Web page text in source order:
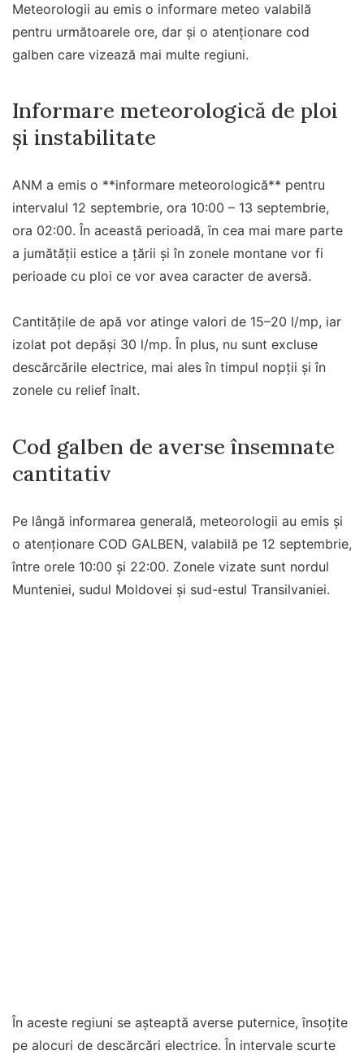
Meteorologii au emis o informare meteo valabilă
pentru următoarele ore, dar și o atenționare cod
galben care vizează mai multe regiuni.
Informare meteorologică de ploi
și instabilitate
ANM a emis o **informare meteorologică** pentru
intervalul 12 septembrie, ora 10:00 – 13 septembrie,
ora 02:00. În această perioadă, în cea mai mare parte
a jumătății estice a țării și în zonele montane vor fi
perioade cu ploi ce vor avea caracter de aversă.
Cantitățile de apă vor atinge valori de 15–20 l/mp, iar
izolat pot depăși 30 l/mp. În plus, nu sunt excluse
descărcările electrice, mai ales în timpul nopții și în
zonele cu relief înalt.
Cod galben de averse însemnate
cantitativ
Pe lângă informarea generală, meteorologii au emis și
o atenționare COD GALBEN, valabilă pe 12 septembrie,
între orele 10:00 și 22:00. Zonele vizate sunt nordul
Munteniei, sudul Moldovei și sud-estul Transilvaniei.
În aceste regiuni se așteaptă averse puternice, însoțite
pe alocuri de descărcări electrice. În intervale scurte